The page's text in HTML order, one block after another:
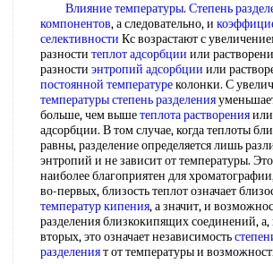
Влияние температуры. Степень
компонентов, а следовательно, и
селективности Кс возрастают с
разности теплот адсорбции или
разности энтропий адсорбции или
постоянной температуреколонки. С
температуры степень разделения
больше, чем вышетеплота растворенияили
адсорбции. В том случае, когда теплоты
равны, разделение определяется лишь
энтропий и не зависит от температуры.
наиболее благоприятен для
во-первых, близость теплот означает
температур кипения, а значит, и
разделения близкокипящих соединений, а,
вторых, это означает независимость
разделеният от температуры и